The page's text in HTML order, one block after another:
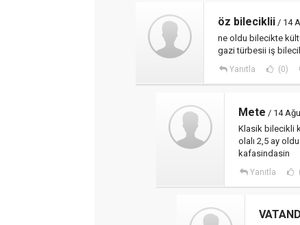
öz bileciklii / 14
ne oldu bilecikte
gazi türbesii iş
Yanıtla (0)
Mete / 14
Klasik bilecikli
olalı 2,5 ay
kafasindasin
Yanıtla